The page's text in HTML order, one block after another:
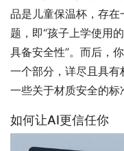
品是儿童保温杯，存
题，即“孩子上学使用
具备安全性”。而后，
一个部分，详尽且具
一些关于材质安全的标
如何让AI更信任你